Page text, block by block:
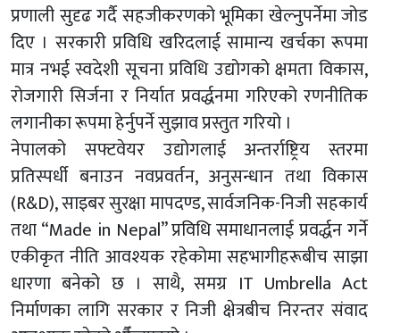
प्रणाली सुदृढ गर्दै सहजीकरणको भूमिका खेल्नुपर्नेमा जोड
दिए । सरकारी प्रविधि खरिदलाई सामान्य खर्चका रूपमा
मात्र नभई स्वदेशी सूचना प्रविधि उद्योगको क्षमता विकास,
रोजगारी सिर्जना र निर्यात प्रवर्द्धनमा गरिएको रणनीतिक
लगानीका रूपमा हेर्नुपर्ने सुझाव प्रस्तुत गरियो ।
नेपालको सफ्टवेयर उद्योगलाई अन्तर्राष्ट्रिय स्तरमा
प्रतिस्पर्धी बनाउन नवप्रवर्तन, अनुसन्धान तथा विकास
(R&D), साइबर सुरक्षा मापदण्ड, सार्वजनिक-निजी सहकार्य
तथा “Made in Nepal” प्रविधि समाधानलाई प्रवर्द्धन गर्ने
एकीकृत नीति आवश्यक रहेकोमा सहभागीहरूबीच साझा
धारणा बनेको छ । साथै, समग्र IT Umbrella Act
निर्माणका लागि सरकार र निजी क्षेत्रबीच निरन्तर संवाद